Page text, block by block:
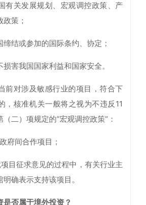
有关发展规划、宏观调控政策、产
策；
缔结或参加的国际条约、协定；
损害我国国家利益和国家安全。
前对涉及敏感行业的项目，符合下
，核准机关一般将之视为不违反11
二）项规定的“宏观调控政策”：
府间合作项目；
项目征求意见的过程中，有关行业主
确表示支持该项目。
否属于境外投资？